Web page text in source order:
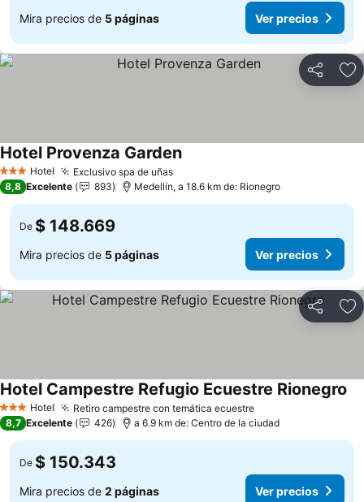
Mira precios de 5 páginas Ver precios
Compartir
3 Estrellas
Hotel Exclusivo spa de uñasVer precios
Hotel Provenza GardenVer precios
8,8 Excelente 893 Medellín, a 18.6 km de: Rionegro
De $ 148.669
Mira precios de 5 páginas Ver precios
Compartir
3 Estrellas
Hotel Retiro campestre con temática ecuestreVer precios
Hotel Campestre Refugio Ecuestre Rionegro
8,7 Excelente 426 a 6.9 km de: Centro de la ciudad
De $ 150.343
Mira precios de 2 páginas Ver precios